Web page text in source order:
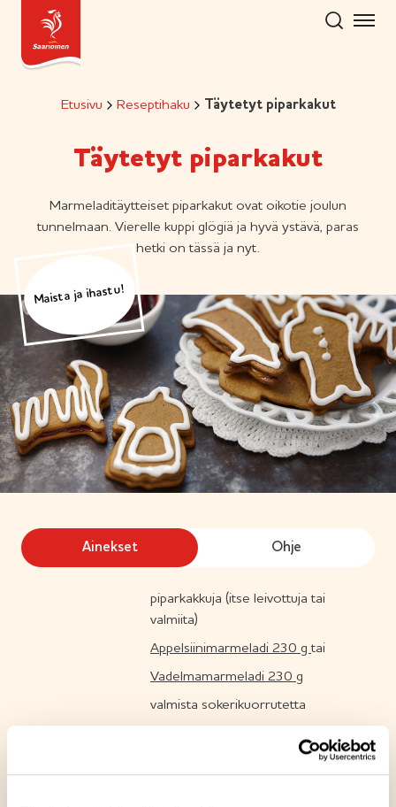
Hyppää
sisältöön
Etusivu Reseptihaku Täytetyt piparkakut
Täytetyt piparkakut
Marmeladitäytteiset piparkakut ovat oikotie joulun
tunnelmaan. Vierelle kuppi glögiä ja hyvä ystävä, paras
hetki on tässä ja nyt.
Maista ja ihastu!
Ainekset Ohje
piparkakkuja (itse leivottuja tai
valmiita)
Appelsiinimarmeladi 230 gtai
Vadelmamarmeladi 230 g
valmista sokerikuorrutetta